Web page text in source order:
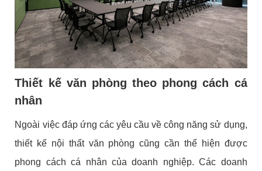
Thiết kế văn phòng theo phong cách cá
nhân
Ngoài việc đáp ứng các yêu cầu về công năng sử dụng,
thiết kế nội thất văn phòng cũng cần thể hiện được
phong cách cá nhân của doanh nghiệp. Các doanh